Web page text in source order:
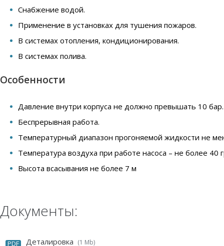
Снабжение водой.
Применение в установках для тушения пожаров.
В системах отопления, кондиционирования.
В системах полива.
Особенности
Давление внутри корпуса не должно превышать 10 бар.
Беспрерывная работа.
Температурный диапазон прогоняемой жидкости не
Температура воздуха при работе насоса – не более 40
Высота всасывания не более 7 м
Документы:
PDF Деталировка (1 Mb)